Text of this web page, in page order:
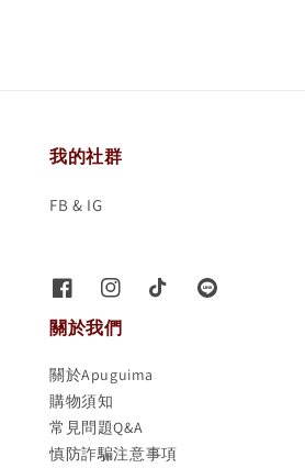
我的社群
FB & IG
關於我們
關於Apuguima
購物須知
常見問題Q&A
慎防詐騙注意事項